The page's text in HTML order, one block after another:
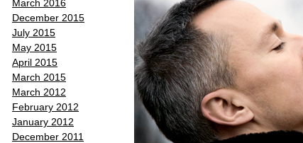
March 2016
December 2015
July 2015
May 2015
April 2015
March 2015
March 2012
February 2012
January 2012
December 2011